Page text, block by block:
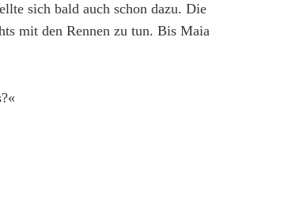
sich bald auch schon dazu. Die
mit den Rennen zu tun. Bis Maia